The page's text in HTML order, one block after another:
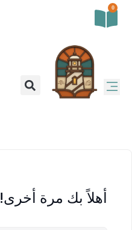
0
أهلاً بك مرة أخرى!